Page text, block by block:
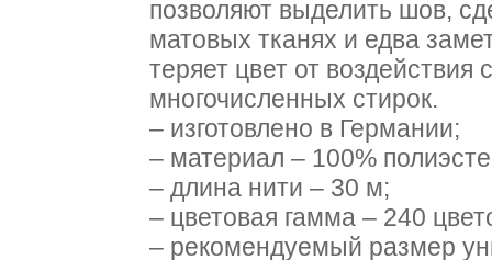
позволяют выделить шов,
матовых тканях и едва
теряет цвет от
многочисленных стирок.
– изготовлено в Германии;
– материал – 100%
– длина нити – 30 м;
– цветовая гамма – 240
– рекомендуемый размер